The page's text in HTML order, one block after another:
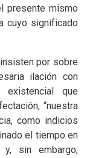
presente mismo
cuyo significado
por sobre
ilación con
que
“nuestra
como indicios
el tiempo en
y, sin embargo,